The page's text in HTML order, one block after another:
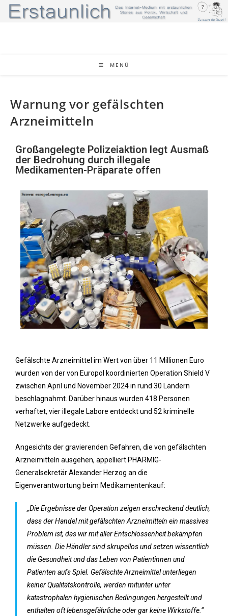
MENÜ
Warnung vor gefälschten
Arzneimitteln
Großangelegte Polizeiaktion legt Ausmaß
der Bedrohung durch illegale
Medikamenten-Präparate offen
Gefälschte Arzneimittel im Wert von über 11 Millionen Euro
wurden von der von Europol koordinierten Operation Shield V
zwischen April und November 2024 in rund 30 Ländern
beschlagnahmt. Darüber hinaus wurden 418 Personen
verhaftet, vier illegale Labore entdeckt und 52 kriminelle
Netzwerke aufgedeckt.
Angesichts der gravierenden Gefahren, die von gefälschten
Arzneimitteln ausgehen, appelliert PHARMIG-
Generalsekretär Alexander Herzog an die
Eigenverantwortung beim Medikamentenkauf:
„Die Ergebnisse der Operation zeigen erschreckend deutlich,
dass der Handel mit gefälschten Arzneimitteln ein massives
Problem ist, das wir mit aller Entschlossenheit bekämpfen
müssen. Die Händler sind skrupellos und setzen wissentlich
die Gesundheit und das Leben von Patientinnen und
Patienten aufs Spiel. Gefälschte Arzneimittel unterliegen
keiner Qualitätskontrolle, werden mitunter unter
katastrophalen hygienischen Bedingungen hergestellt und
enthalten oft lebensgefährliche oder gar keine Wirkstoffe.“